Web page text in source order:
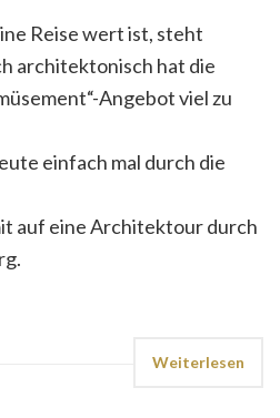
Reise wert ist, steht
architektonisch hat die
Angebot viel zu
einfach mal durch die
auf eine Architektour durch
Weiterlesen